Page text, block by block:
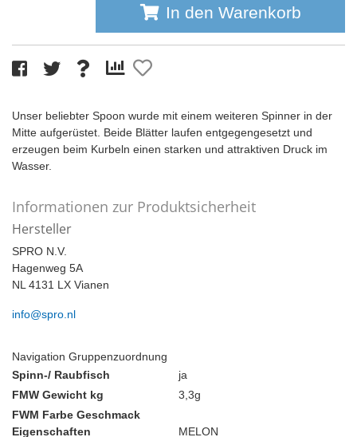
In den Warenkorb
Unser beliebter Spoon wurde mit einem weiteren Spinner in der
Mitte aufgerüstet. Beide Blätter laufen entgegengesetzt und
erzeugen beim Kurbeln einen starken und attraktiven Druck im
Wasser.
Informationen zur Produktsicherheit
Hersteller
SPRO N.V.
Hagenweg 5A
NL 4131 LX Vianen
info@spro.nl
Navigation Gruppenzuordnung
Spinn-/ Raubfisch
ja
FMW Gewicht kg
3,3g
FWM Farbe Geschmack
Eigenschaften
MELON